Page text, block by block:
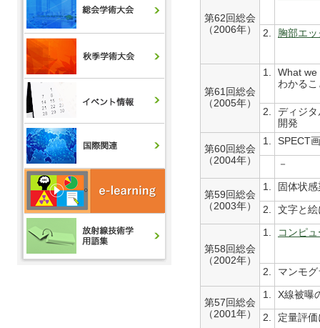
第62回総会
（2006年）
2. 胸部エ
第61回総会
（2005年）
1.
What we
わかるこ
2.
ディジ
開発
第60回総会
（2004年）
1. SPECT
－
第59回総会
（2003年）
1. 固体状
2. 文字と
第58回総会
（2002年）
1. コンピ
2. マンモ
第57回総会
（2001年）
1. X線被曝
2. 定量評